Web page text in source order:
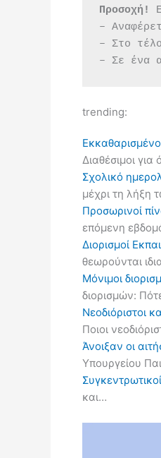
Προσοχή!
–
– Στο
– Σε ένα
trending:
Διαθέσιμοι
Σχολικό
μέχρι τη λήξη
Προσωρινοί
επόμενη
Διορισμοί
θεωρούνται
Μόνιμοι
διορισμών:
Νεοδιόριστοι
Ποιοι
Άνοιξαν οι
Υπουργείου
και…